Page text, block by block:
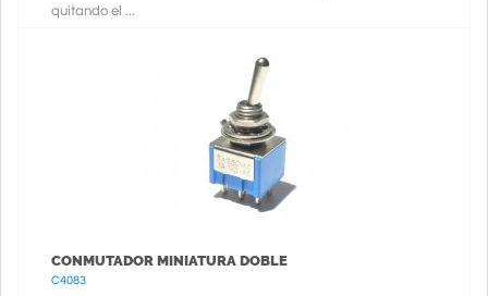
quitando el ...
CONMUTADOR MINIATURA DOBLE
C4083